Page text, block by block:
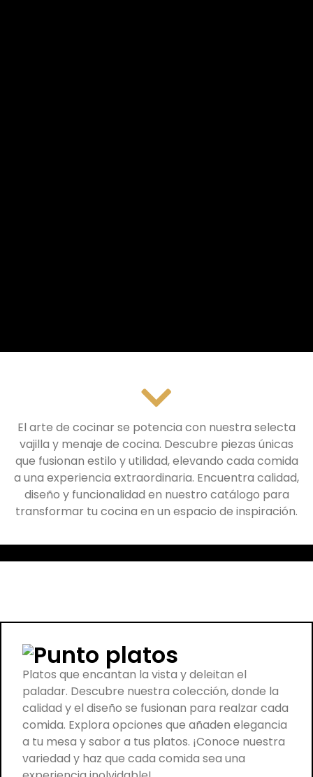
El arte de cocinar se potencia con nuestra selecta
vajilla y menaje de cocina. Descubre piezas únicas
que fusionan estilo y utilidad, elevando cada comida
a una experiencia extraordinaria. Encuentra calidad,
diseño y funcionalidad en nuestro catálogo para
transformar tu cocina en un espacio de inspiración.
platos
Platos que encantan la vista y deleitan el
paladar. Descubre nuestra colección, donde la
calidad y el diseño se fusionan para realzar cada
comida. Explora opciones que añaden elegancia
a tu mesa y sabor a tus platos. ¡Conoce nuestra
variedad y haz que cada comida sea una